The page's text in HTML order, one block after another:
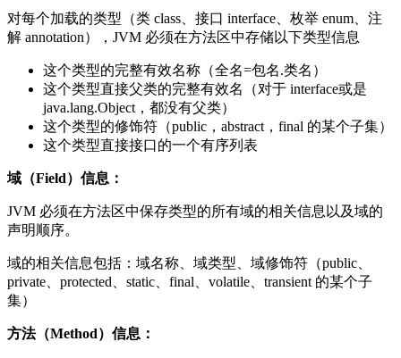
对每个加载的类型（类 class、接口 interface、枚举 enum、注
解 annotation），JVM 必须在方法区中存储以下类型信息
这个类型的完整有效名称（全名=包名.类名）
这个类型直接父类的完整有效名（对于 interface或是
java.lang.Object，都没有父类）
这个类型的修饰符（public，abstract，final 的某个子集）
这个类型直接接口的一个有序列表
域（Field）信息：
JVM 必须在方法区中保存类型的所有域的相关信息以及域的
声明顺序。
域的相关信息包括：域名称、域类型、域修饰符（public、
private、protected、static、final、volatile、transient 的某个子
集）
方法（Method）信息：